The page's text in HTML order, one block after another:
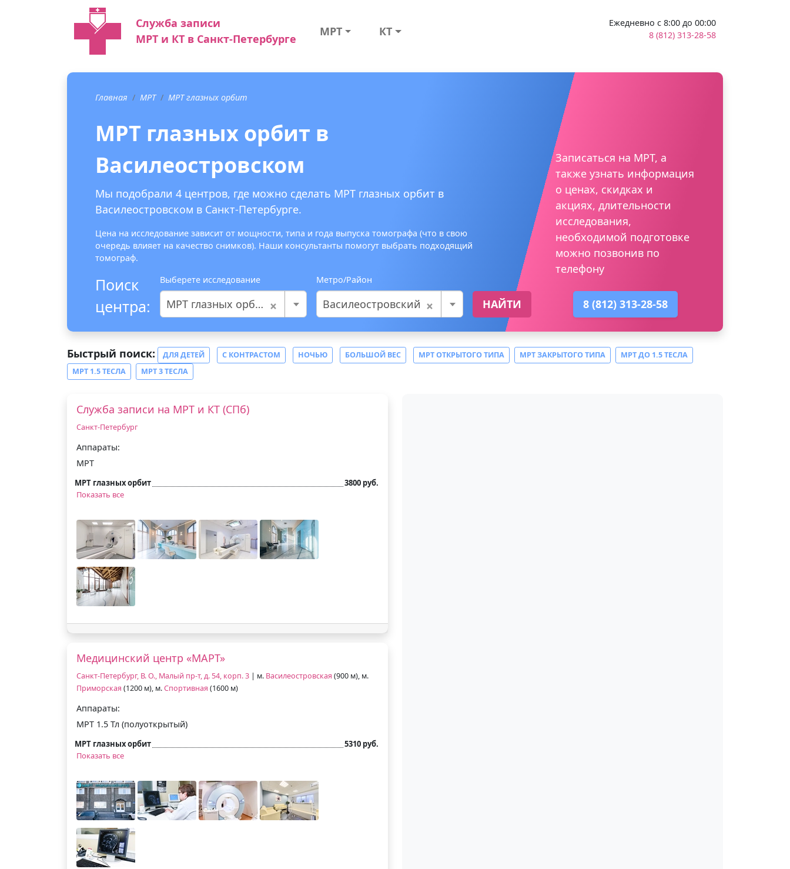
Служба записи
МРТ и КТ в Санкт-Петербурге
МРТ КТ
Ежедневно с 8:00 до 00:00
8 (812) 313-28-58
Главная МРТ МРТ глазных орбит
МРТ глазных орбит в
Василеостровском
Мы подобрали 4 центров, где можно сделать МРТ глазных орбит в
Василеостровском в Санкт-Петербурге.
Цена на исследование зависит от мощности, типа и года выпуска томографа (что в свою
очередь влияет на качество снимков). Наши консультанты помогут выбрать подходящий
томограф.
Поиск
центра:
Выберете исследование
×
МРТ глазных орбит
Метро/Район
×
Василеостровский НАЙТИ
Записаться на МРТ, а
также узнать информация
о ценах, скидках и
акциях, длительности
исследования,
необходимой подготовке
можно позвонив по
телефону
8 (812) 313-28-58
Быстрый поиск: ДЛЯ ДЕТЕЙ С КОНТРАСТОМ НОЧЬЮ БОЛЬШОЙ ВЕС МРТ ОТКРЫТОГО ТИПА МРТ ЗАКРЫТОГО ТИПА
МРТ ДО 1.5 ТЕСЛА
МРТ 1.5 ТЕСЛА
МРТ 3 ТЕСЛА
Служба записи на МРТ и КТ (СПб)
Санкт-Петербург
Аппараты:
МРТ
МРТ глазных орбит
3800 руб.
Показать все
Медицинский центр «МАРТ»
Санкт-Петербург, В. О., Малый пр-т, д. 54, корп. 3 | м. Василеостровская (900 м), м.
Приморская (1200 м), м.Спортивная (1600 м)
Аппараты:
МРТ 1.5 Тл (полуоткрытый)
МРТ глазных орбит
5310 руб.
Показать все